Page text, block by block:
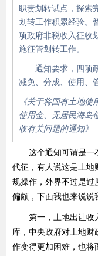
职责划转试点，探索
划转工作积累经验。
项政府非税收入征收
施征管划转工作。
通知要求，四项
减免、分成、使用、
《关于将国有土地
使用金、无居民海岛
收有关问题的通知》
这个通知可谓是一
代征，有人说这是土地
规操作，外界不过是过
偏颇，下面我也来说说
第一，土地出让收
库，中央政府对土地
作变得更加困难，也将